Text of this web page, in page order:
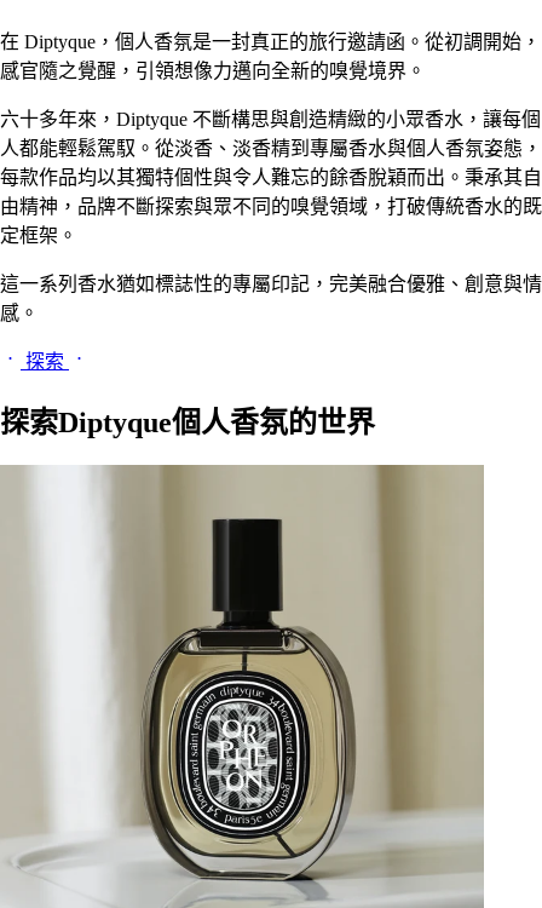
在 Diptyque，個人香氛是一封真正的旅行邀請函。從初調開始，
感官隨之覺醒，引領想像力邁向全新的嗅覺境界。
六十多年來，Diptyque 不斷構思與創造精緻的小眾香水，讓每個
人都能輕鬆駕馭。從淡香、淡香精到專屬香水與個人香氛姿態，
每款作品均以其獨特個性與令人難忘的餘香脫穎而出。秉承其自
由精神，品牌不斷探索與眾不同的嗅覺領域，打破傳統香水的既
定框架。
這一系列香水猶如標誌性的專屬印記，完美融合優雅、創意與情
感。
探索
探索Diptyque個人香氛的世界